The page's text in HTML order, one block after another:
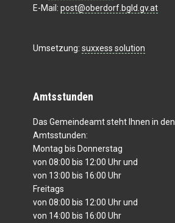
E-Mail: post@oberdorf.bgld.gv.at
Umsetzung: suxxess solution
Amtsstunden
Das Gemeindeamt steht Ihnen in den
Amtsstunden:
Montag bis Donnerstag
von 08:00 bis 12:00 Uhr und
von 13:00 bis 16:00 Uhr
Freitags
von 08:00 bis 12:00 Uhr und
von 14:00 bis 16:00 Uhr